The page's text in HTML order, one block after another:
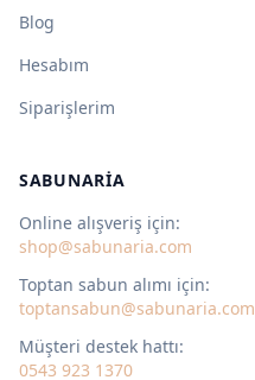
Blog
Hesabım
Siparişlerim
SABUNARIA
Online alışveriş için:
shop@sabunaria.com
Toptan sabun alımı için:
toptansabun@sabunaria.com
Müşteri destek hattı:
0543 923 1370